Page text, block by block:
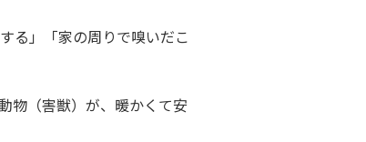
る」「家の周りで嗅いだこ
物（害獣）が、暖かくて安